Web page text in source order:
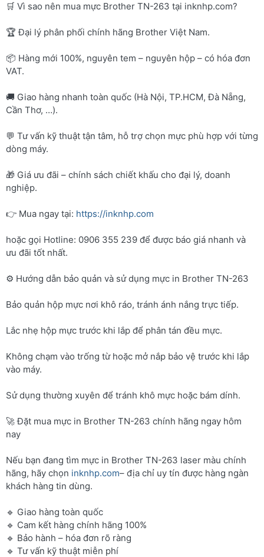
🛒 Vì sao nên mua mực Brother TN-263 tại inknhp.com?
🏆 Đại lý phân phối chính hãng Brother Việt Nam.
📦 Hàng mới 100%, nguyên tem – nguyên hộp – có hóa đơn
VAT.
🚚 Giao hàng nhanh toàn quốc (Hà Nội, TP.HCM, Đà Nẵng,
Cần Thơ, …).
💬 Tư vấn kỹ thuật tận tâm, hỗ trợ chọn mực phù hợp với từng
dòng máy.
🎁 Giá ưu đãi – chính sách chiết khấu cho đại lý, doanh
nghiệp.
👉 Mua ngay tại: https://inknhp.com
hoặc gọi Hotline: 0906 355 239 để được báo giá nhanh và
ưu đãi tốt nhất.
⚙️ Hướng dẫn bảo quản và sử dụng mực in Brother TN-263
Bảo quản hộp mực nơi khô ráo, tránh ánh nắng trực tiếp.
Lắc nhẹ hộp mực trước khi lắp để phân tán đều mực.
Không chạm vào trống từ hoặc mở nắp bảo vệ trước khi lắp
vào máy.
Sử dụng thường xuyên để tránh khô mực hoặc bám dính.
🚀 Đặt mua mực in Brother TN-263 chính hãng ngay hôm
nay
Nếu bạn đang tìm mực in Brother TN-263 laser màu chính
hãng, hãy chọn inknhp.com– địa chỉ uy tín được hàng ngàn
khách hàng tin dùng.
🔹 Giao hàng toàn quốc
🔹 Cam kết hàng chính hãng 100%
🔹 Bảo hành – hóa đơn rõ ràng
🔹 Tư vấn kỹ thuật miễn phí